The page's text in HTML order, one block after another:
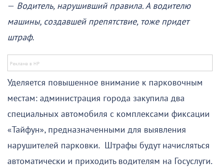
— Водитель, нарушивший правила. А водителю
машины, создавшей препятствие, тоже придет
штраф.
Уделяется повышенное внимание к парковочным
местам: администрация города закупила два
специальных автомобиля с комплексами фиксации
«Тайфун», предназначенными для выявления
нарушителей парковки. Штрафы будут начисляться
автоматически и приходить водителям на Госуслуги.